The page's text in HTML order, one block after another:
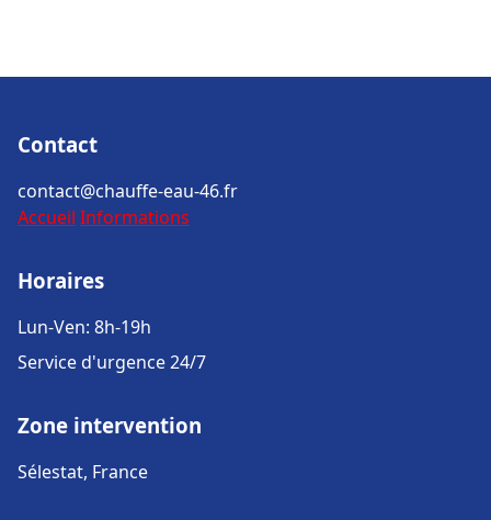
Contact
contact@chauffe-eau-46.fr
Accueil Informations
Horaires
Lun-Ven: 8h-19h
Service d'urgence 24/7
Zone intervention
Sélestat, France